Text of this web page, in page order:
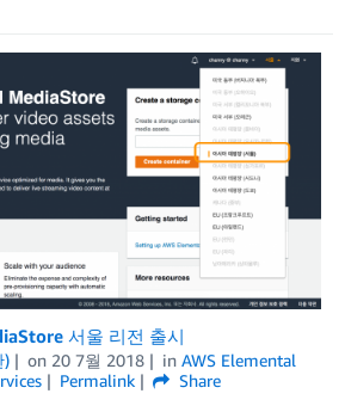
서울 리전 출시
) on 20 7월 2018 in AWS Elemental
Permalink
Share